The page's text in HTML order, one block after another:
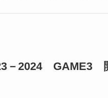
－2024 GAME3